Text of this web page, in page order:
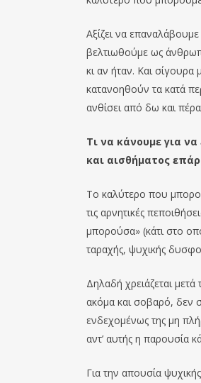
Αξίζει να
βελτιωθούμε ως
κι αν ήταν. Και σίγουρα
κατανοηθούν τα κατά
ανθίσει από δω και
Τι να κάνουμε για
και αισθήματος
Το καλύτερο που
τις αρνητικές
μπορούσα» (κάτι στο
ταραχής, ψυχικής
Δηλαδή χρειάζεται
ακόμα και σοβαρό, δεν
ενδεχομένως της μη
αντ’ αυτής η παρουσία
Για την απουσία